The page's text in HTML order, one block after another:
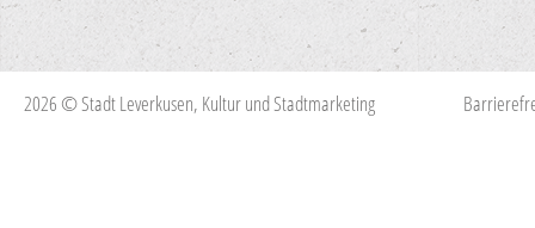
2026 © Stadt Leverkusen, Kultur und Stadtmarketing